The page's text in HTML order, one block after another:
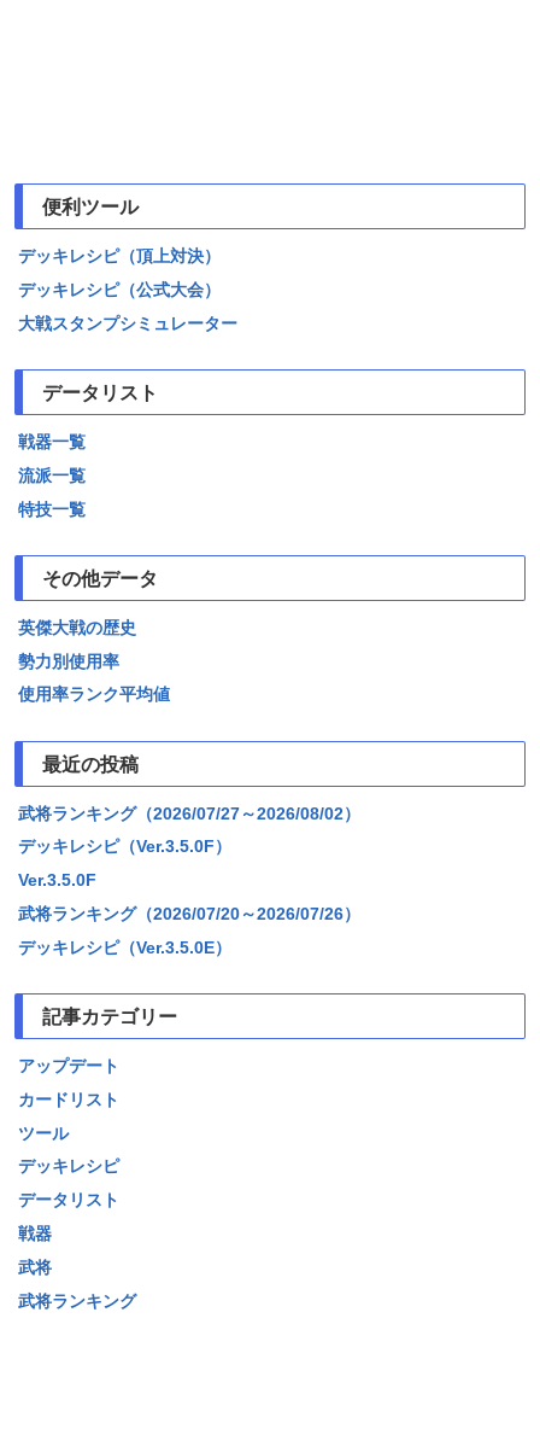
便利ツール
デッキレシピ（頂上対決）
デッキレシピ（公式大会）
大戦スタンプシミュレーター
データリスト
戦器一覧
流派一覧
特技一覧
その他データ
英傑大戦の歴史
勢力別使用率
使用率ランク平均値
最近の投稿
武将ランキング（2026/07/27～2026/08/02）
デッキレシピ（Ver.3.5.0F）
Ver.3.5.0F
武将ランキング（2026/07/20～2026/07/26）
デッキレシピ（Ver.3.5.0E）
記事カテゴリー
アップデート
カードリスト
ツール
デッキレシピ
データリスト
戦器
武将
武将ランキング